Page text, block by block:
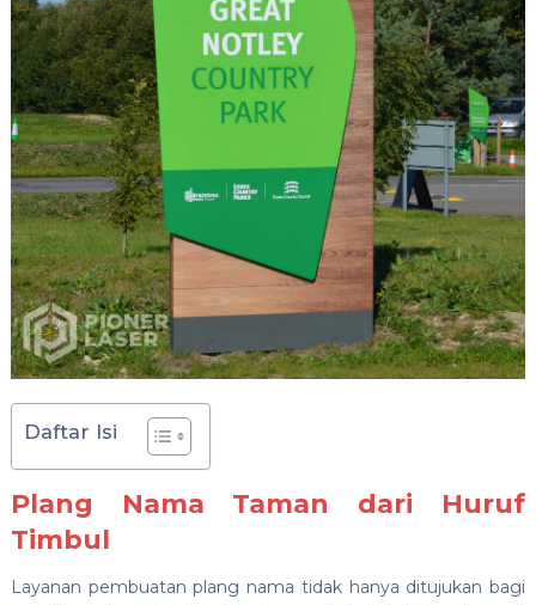
Daftar Isi
Plang Nama Taman dari Huruf
Timbul
Layanan pembuatan plang nama tidak hanya ditujukan bagi